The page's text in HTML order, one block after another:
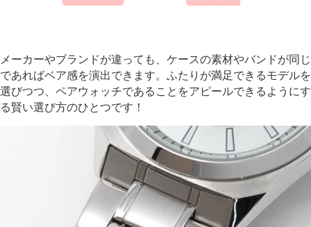
メーカーやブランドが違っても、ケースの素材やバンドが同じ
であればベア感を演出できます。ふたりが満足できるモデルを
選びつつ、ペアウォッチであることをアピールできるようにす
る賢い選び方のひとつです！